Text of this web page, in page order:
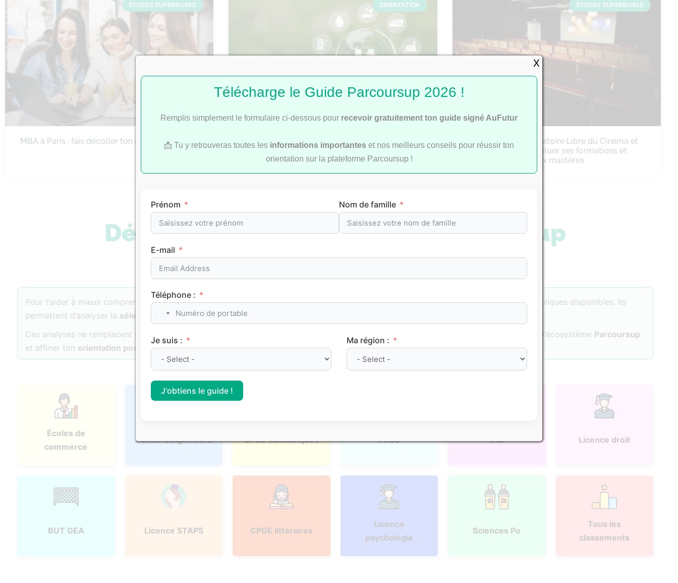
ÉTUDES SUPÉRIEURES
MBA à Paris : fais décoller ton ambition
ORIENTATION
Les métiers d’avenir dans les énergies
renouvelables
ÉTUDES SUPÉRIEURES
Cinéma : le Conservatoire Libre du Cinéma et
de la Fiction fait évoluer ses formations et
lance trois nouveaux mastères
Découvre nos classements Parcoursup
Pour t’aider à mieux comprendre les dynamiques d’admission, nous proposons desclassements Parcoursupbasés sur les données publiques disponibles. Ils
permettent d’analyser la sélectivité , l’attractivitéet le positionnement des différentes
Ces analyses ne remplacent pas ton projet personnel, mais elles apportent des repères concrets pour mieux situer une formation dans l’écosystème Parcoursup
et affiner ton orientation post-bac.
Écoles de
commerce
Écoles d'ingénieurs CPGE scientifiques PASS IFSI Licence droit
BUT GEA Licence STAPS CPGE littéraires
Licence
psychologie
Sciences Po
Tous les
classements
Télécharge le Guide Parcoursup 2026 !
Remplis simplement le formulaire ci-dessous pour recevoir gratuitement ton guide signé AuFutur
📩 Tu y retrouveras toutes les informations importantes et nos meilleurs conseils pour réussir ton
orientation sur la plateforme Parcoursup !
Prénom Nom de famille
E-mail
Téléphone :
Je suis : Ma région :
J'obtiens le guide !
X